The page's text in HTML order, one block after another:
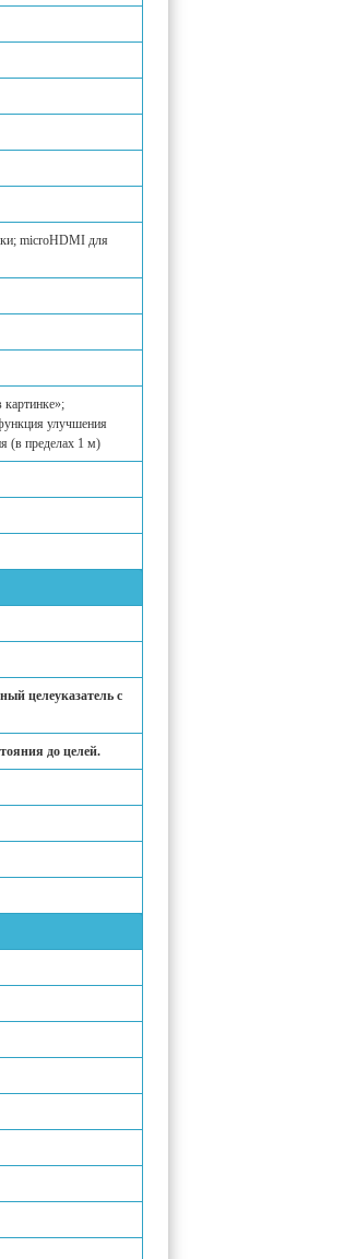
microHDMI для
картинке»;
улучшения
(в пределах 1 м)
целеуказатель с
до целей.